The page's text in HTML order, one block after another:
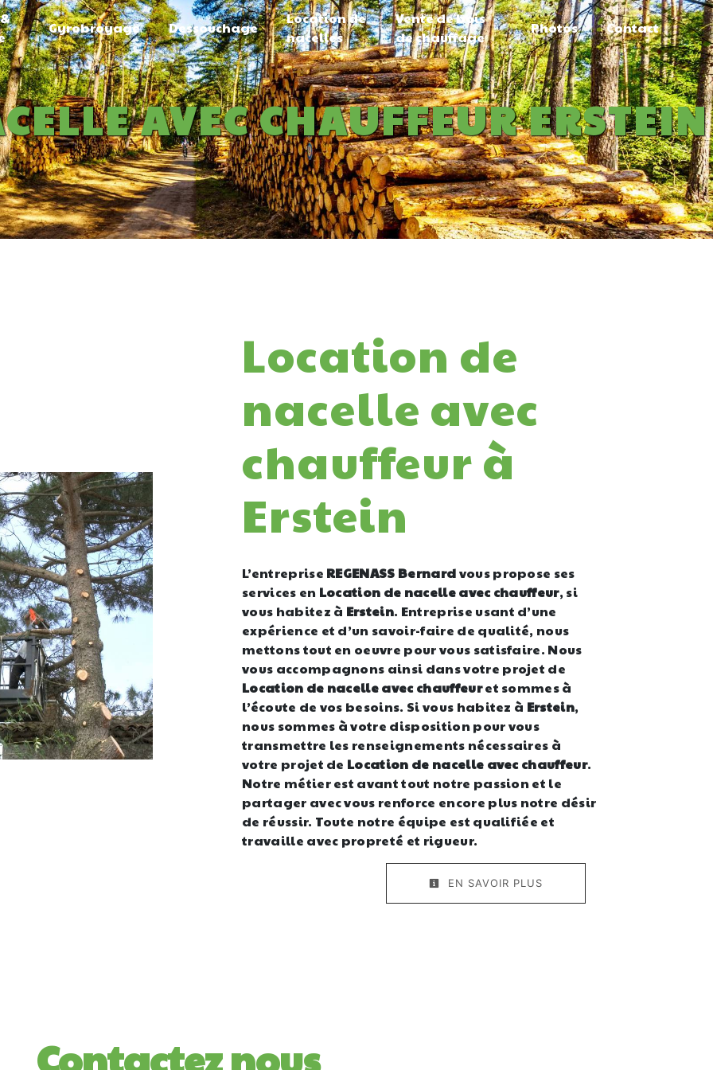
Gyrobroyage Dessouchage
Location de
nacelles
Vente de bois
de chauffage
Photos Contact
AVEC CHAUFFEUR ERSTEIN
Location de
nacelle avec
chauffeur à
Erstein
L’entreprise REGENASS Bernardvous propose ses
services en Location de nacelle avec chauffeur, si
vous habitez à Erstein. Entreprise usant d’une
expérience et d’un savoir-faire de qualité, nous
mettons tout en oeuvre pour vous satisfaire. Nous
vous accompagnons ainsi dans votre projet de
Location de nacelle avec chauffeuret sommes à
l’écoute de vos besoins. Si vous habitez à Erstein,
nous sommes à votre disposition pour vous
transmettre les renseignements nécessaires à
votre projet de Location de nacelle avec chauffeur.
Notre métier est avant tout notre passion et le
partager avec vous renforce encore plus notre désir
de réussir. Toute notre équipe est qualifiée et
travaille avec propreté et rigueur.
EN SAVOIR PLUS
Contactez nous